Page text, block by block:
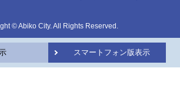
© Abiko City. All Rights Reserved.
スマートフォン版表示